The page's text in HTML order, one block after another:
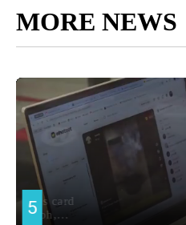
MORE NEWS